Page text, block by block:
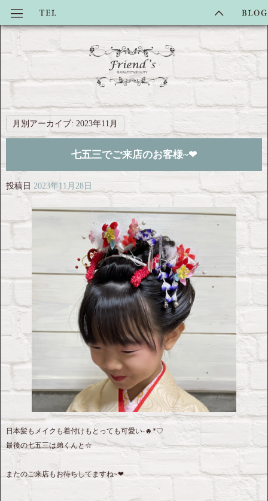
月別アーカイブ: 2023年11月
七五三でご来店のお客様~❤︎
投稿日 2023年11月28日
日本髪もメイクも着付けもとっても可愛い-☻*♡
最後の七五三は弟くんと☆
またのご来店もお待ちしてますね~❤︎